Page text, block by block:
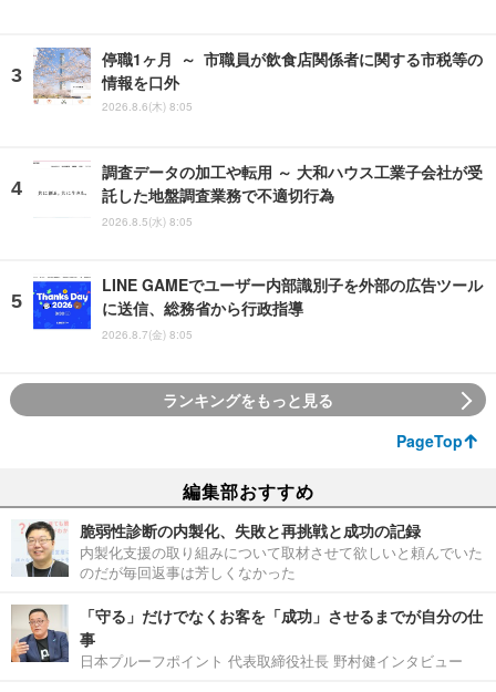
停職1ヶ月 ～ 市職員が飲食店関係者に関する市税等の
情報を口外
2026.8.6(木) 8:05
調査データの加工や転用 ～ 大和ハウス工業子会社が受
託した地盤調査業務で不適切行為
2026.8.5(水) 8:05
LINE GAMEでユーザー内部識別子を外部の広告ツール
に送信、総務省から行政指導
2026.8.7(金) 8:05
ランキングをもっと見る
PageTop
編集部おすすめ
脆弱性診断の内製化、失敗と再挑戦と成功の記録
内製化支援の取り組みについて取材させて欲しいと頼んでいた
のだが毎回返事は芳しくなかった
「守る」だけでなくお客を「成功」させるまでが自分の仕
事
日本プルーフポイント 代表取締役社長 野村健インタビュー